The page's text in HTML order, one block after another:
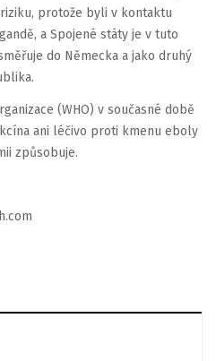
protože byli v kontaktu
a Spojené státy je v tuto
do Německa a jako druhý
(WHO) v současné době
ani léčivo proti kmenu eboly
způsobuje.